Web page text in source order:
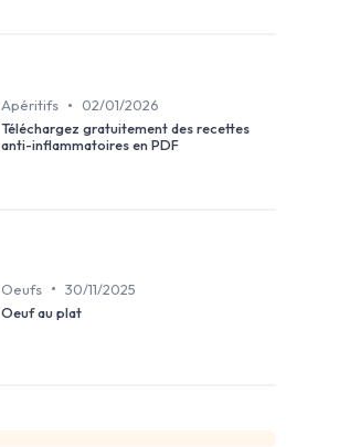
Apéritifs •
02/01/2026
Téléchargez gratuitement des recettes
anti-inflammatoires en PDF
Oeufs • 30/11/2025
Oeuf au plat